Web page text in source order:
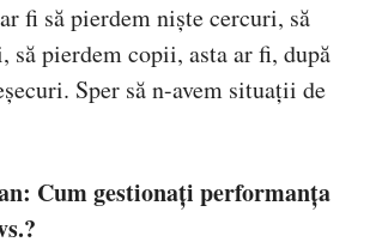
fi să pierdem niște cercuri, să
să pierdem copii, asta ar fi, după
Sper să n-avem situații de
Cum gestionați performanța